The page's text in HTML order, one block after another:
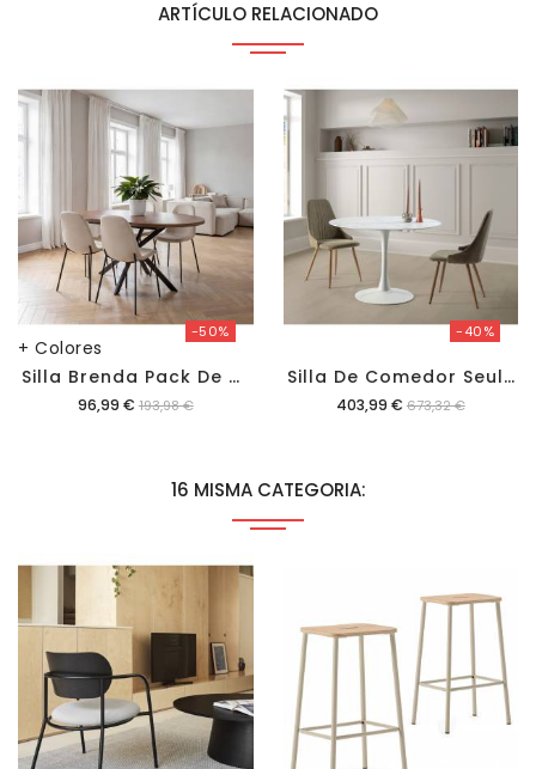
ARTÍCULO RELACIONADO
+ Colores
-50%
S
Illa Brenda Pack De 2 Uds
Precio
96,99 € 193,98 €
-40%
S
Illa De Comedor Seul Pack De 4
Precio
403,99 € 673,32 €
16 MISMA CATEGORIA: